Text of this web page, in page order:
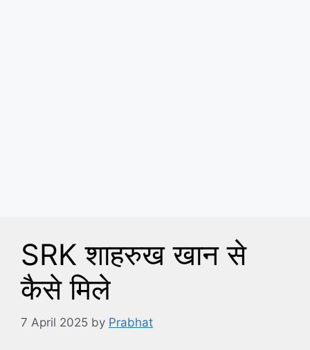
SRK शाहरुख खान से
कैसे मिले
7 April 2025 by Prabhat